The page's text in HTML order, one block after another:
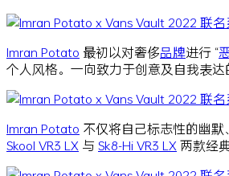
Imran Potato 最初以对奢侈品牌进行 “
个人风格。一向致力于创意及自我表
Imran Potato 不仅将自己标志性的幽
Skool VR3 LX 与 Sk8-Hi VR3 LX 两款经